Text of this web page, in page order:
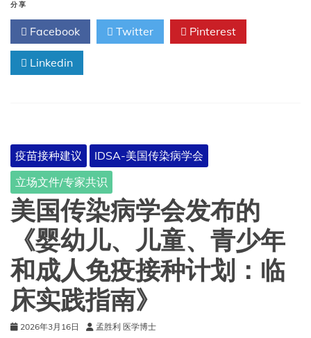
应
该
进
炼？
分享
Facebook Twitter Pinterest
Linkedin
疫苗接种建议
IDSA-美国传染病学会
立场文件/专家共识
美国传染病学会发布的
《婴幼儿、儿童、青少年
和成人免疫接种计划：临
床实践指南》
2026年3月16日 孟胜利 医学博士